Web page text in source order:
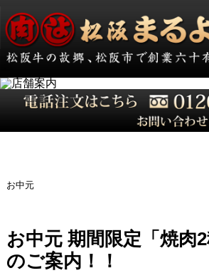
お中元
お中元 期間限定「焼肉2
のご案内！！